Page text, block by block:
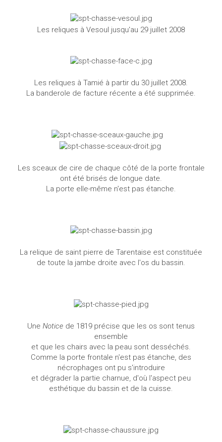
Les reliques à Vesoul jusqu'au 29 juillet 2008
Les reliques à Tamié à partir du 30 juillet 2008.
La banderole de facture récente a été supprimée.
Les sceaux de cire de chaque côté de la porte frontale
ont été brisés de longue date.
La porte elle-même n'est pas étanche.
La relique de saint pierre de Tarentaise est constituée
de toute la jambe droite avec l'os du bassin.
Une Notice de 1819 précise que les os sont tenus
ensemble
et que les chairs avec la peau sont desséchés.
Comme la porte frontale n'est pas étanche, des
nécrophages ont pu s'introduire
et dégrader la partie charnue, d'où l'aspect peu
esthétique du bassin et de la cuisse.